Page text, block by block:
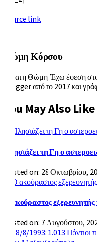
Source link
Θώμη Κόρσου
Είμαι η Θώμη. Έχω έφεση
Blogger από το 2017 και
You May Also Like
Πλησιάζει τη Γη ο
Posted on: 28 Οκτωβρίου,
Ο ακούραστος
Posted on: 7 Αυγούστου,